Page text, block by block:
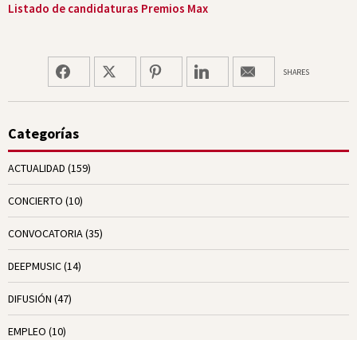
Listado de candidaturas Premios Max
SHARES
Categorías
ACTUALIDAD (159)
CONCIERTO (10)
CONVOCATORIA(35)
DEEPMUSIC(14)
DIFUSIÓN (47)
EMPLEO (10)